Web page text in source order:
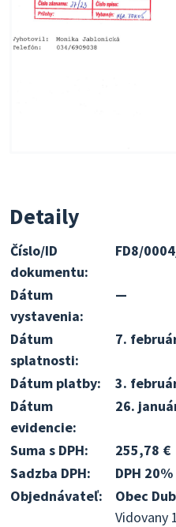
Detaily
Číslo/ID
dokumentu:
FD8/
Dátum
vystavenia:
—
Dátum
splatnosti:
7.
Dátum platby:
3.
Dátum
evidencie:
26.
Suma s DPH:
255,78 €
Sadzba DPH:
DPH 20%
Objednávateľ:
Obec
Vidovany